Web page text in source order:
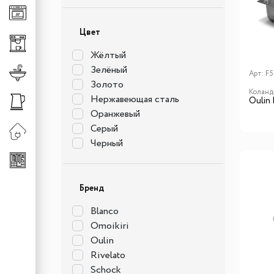
Клавиши для
Сменная горловина
Смесители для кухни
Универсальные
Цвет
Жёлтый
Зелёный
Золото
Нержавеющая сталь
Оранжевый
Серый
Черный
Бренд
Blanсo
Omoikiri
Oulin
Rivelato
Schock
Арт:
Oulin